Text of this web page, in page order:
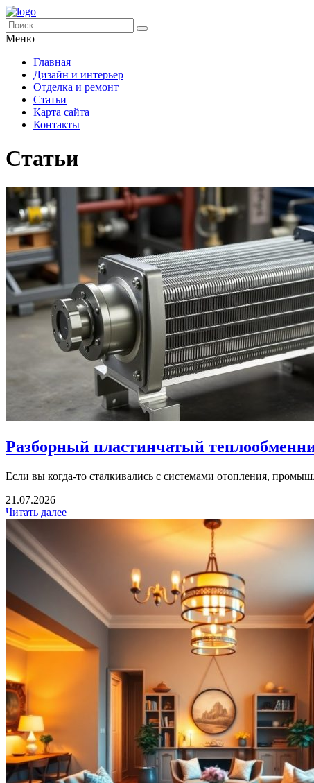
Меню
Главная
Дизайн и интерьер
Отделка и ремонт
Статьи
Карта сайта
Контакты
Статьи
Разборный пластинчатый
Если вы когда‑то сталкивались с системами отопления,
21.07.2026
Читать далее